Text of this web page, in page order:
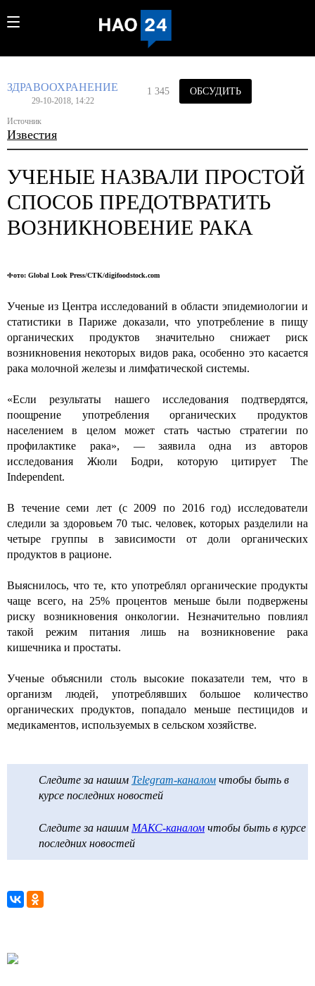
ЗДРАВООХРАНЕНИЕ
29-10-2018, 14:22
Источник
Известия
1 345 ОБСУДИТЬ
УЧЕНЫЕ НАЗВАЛИ ПРОСТОЙ
СПОСОБ ПРЕДОТВРАТИТЬ
ВОЗНИКНОВЕНИЕ РАКА
Фото: Global Look Press/CTK/digifoodstock.com
Ученые из Центра исследований в области эпидемиологии и
статистики в Париже доказали, что употребление в пищу
органических продуктов значительно снижает риск
возникновения некоторых видов рака, особенно это касается
рака молочной железы и лимфатической системы.
«Если результаты нашего исследования подтвердятся,
поощрение употребления органических продуктов
населением в целом может стать частью стратегии по
профилактике рака», — заявила одна из авторов
исследования Жюли Бодри, которую цитирует The
Independent.
В течение семи лет (с 2009 по 2016 год) исследователи
следили за здоровьем 70 тыс. человек, которых разделили на
четыре группы в зависимости от доли органических
продуктов в рационе.
Выяснилось, что те, кто употреблял органические продукты
чаще всего, на 25% процентов меньше были подвержены
риску возникновения онкологии. Незначительно повлиял
такой режим питания лишь на возникновение рака
кишечника и простаты.
Ученые объяснили столь высокие показатели тем, что в
организм людей, употреблявших большое количество
органических продуктов, попадало меньше пестицидов и
медикаментов, используемых в сельском хозяйстве.
Следите за нашим Telegram-каналом чтобы быть в
курсе последних новостей
Следите за нашим МАКС-каналом чтобы быть в курсе
последних новостей